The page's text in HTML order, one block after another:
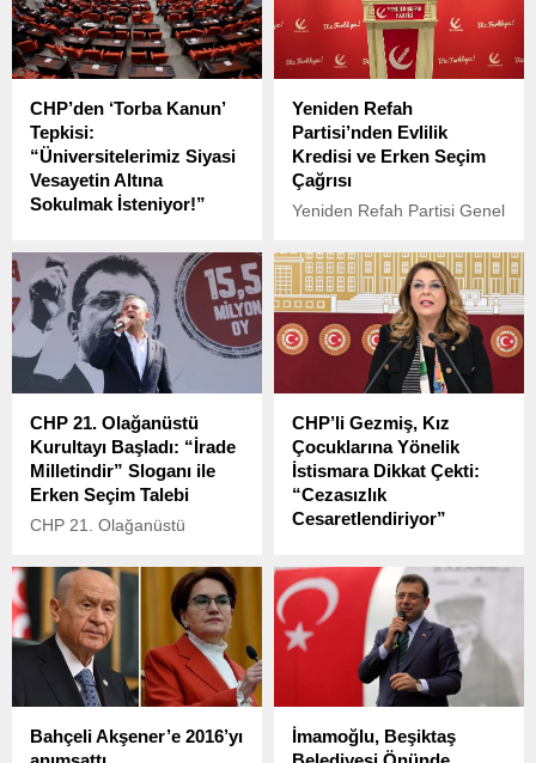
CHP’den ‘Torba Kanun’
Tepkisi:
“Üniversitelerimiz Siyasi
Vesayetin Altına
Sokulmak İsteniyor!”
Aşkın Genç, TBMM’de
görüşülen torba kanun
teklifine sert tepki gösterdi:
“Bu madde, üniversiteleri
bilimden koparıp siyasi
sadakatle yönlendirmenin
Yeniden Refah
Partisi’nden Evlilik
Kredisi ve Erken Seçim
Çağrısı
Yeniden Refah Partisi Genel
Kılıç, partisinin MYK
toplantısının ardından
düzenlediği basın
toplantısında önemli
açıklamalarda bulundu.
CHP 21. Olağanüstü
Kurultayı Başladı: “İrade
Milletindir” Sloganı ile
Erken Seçim Talebi
CHP 21. Olağanüstü
Milletindir” Sloganı ile Erken
Seçim Talebi
CHP’li Gezmiş, Kız
Çocuklarına Yönelik
İstismara Dikkat Çekti:
“Cezasızlık
Cesaretlendiriyor”
TBMM Genel Kurulu’nda
yaptığı konuşmada, kız
çocuklarına yönelik cinsel
istismarlara dikkat çekti.
Bahçeli Akşener’e 2016’yı
İmamoğlu, Beşiktaş